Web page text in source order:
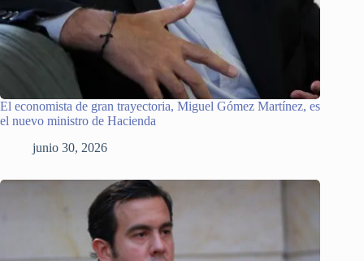
El economista de gran trayectoria, Miguel Gómez Martínez, es
el nuevo ministro de Hacienda
junio 30, 2026